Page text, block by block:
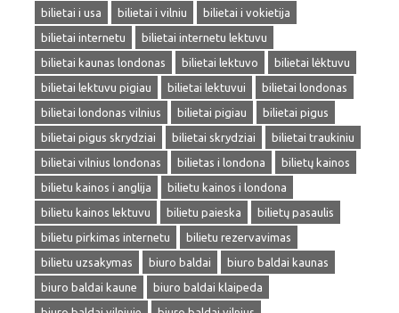
bilietai i usa
bilietai i vilniu
bilietai i vokietija
bilietai internetu
bilietai internetu lektuvu
bilietai kaunas londonas
bilietai lektuvo
bilietai lėktuvu
bilietai lektuvu pigiau
bilietai lektuvui
bilietai londonas
bilietai londonas vilnius
bilietai pigiau
bilietai pigus
bilietai pigus skrydziai
bilietai skrydziai
bilietai traukiniu
bilietai vilnius londonas
bilietas i londona
bilietų kainos
bilietu kainos i anglija
bilietu kainos i londona
bilietu kainos lektuvu
bilietu paieska
bilietų pasaulis
bilietu pirkimas internetu
bilietu rezervavimas
bilietu uzsakymas
biuro baldai
biuro baldai kaunas
biuro baldai kaune
biuro baldai klaipeda